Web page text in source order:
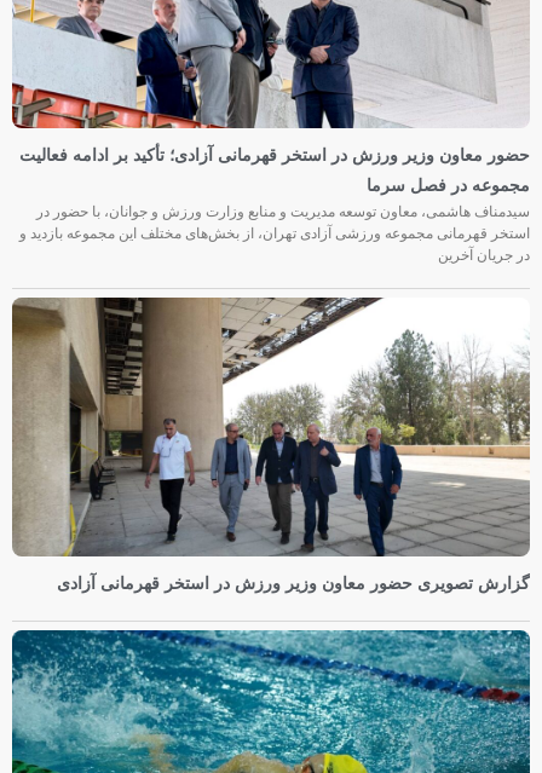
حضور معاون وزیر ورزش در استخر قهرمانی آزادی؛ تأکید بر ادامه فعالیت
مجموعه در فصل سرما
سیدمناف هاشمی، معاون توسعه مدیریت و منابع وزارت ورزش و جوانان، با حضور در
استخر قهرمانی مجموعه ورزشی آزادی تهران، از بخش‌های مختلف این مجموعه بازدید و
در جریان آخرین
گزارش تصویری حضور معاون وزیر ورزش در استخر قهرمانی آزادی